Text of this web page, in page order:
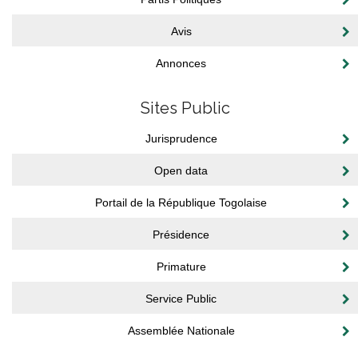
Avis
Annonces
Sites Public
Jurisprudence
Open data
Portail de la République Togolaise
Présidence
Primature
Service Public
Assemblée Nationale